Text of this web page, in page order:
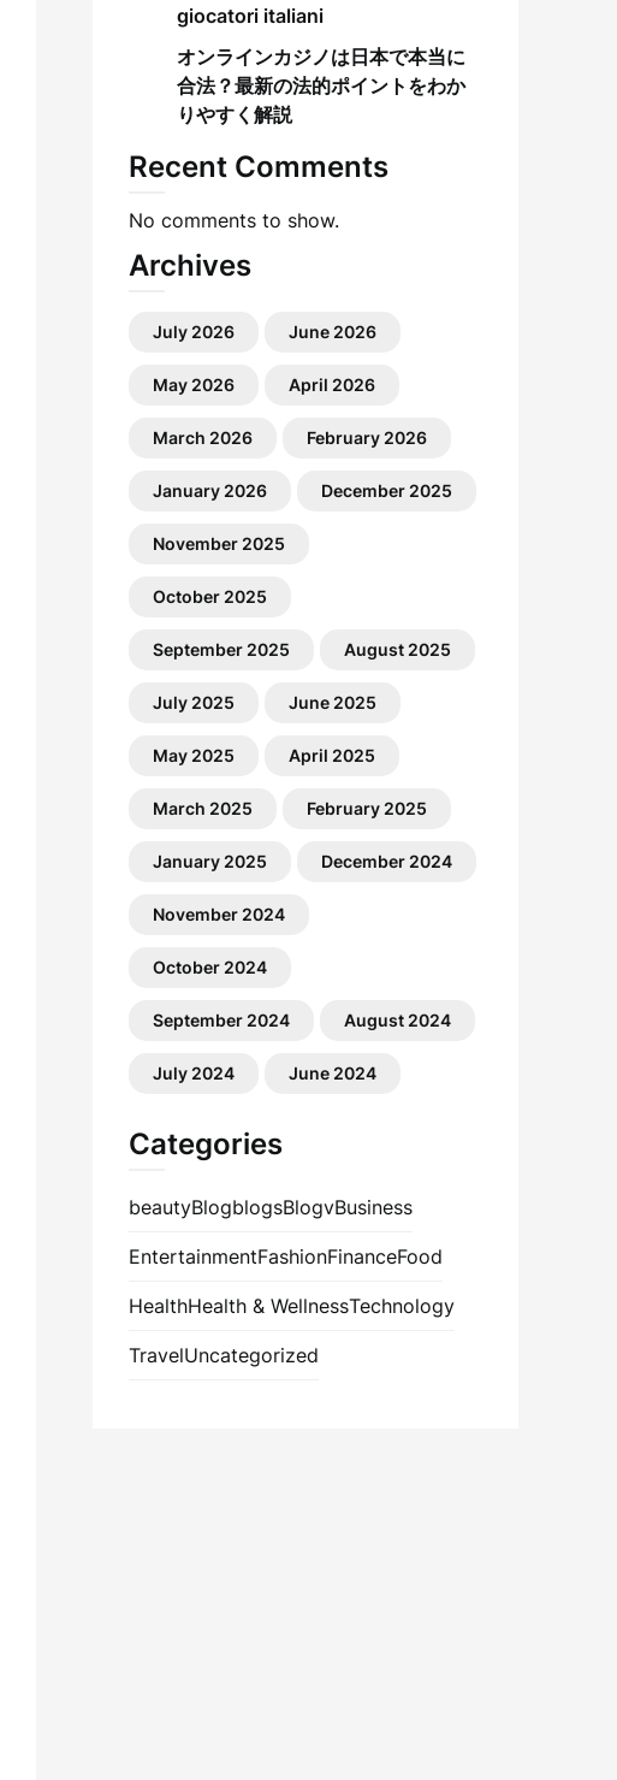
giocatori italiani
オンラインカジノは日本で本当に
合法？最新の法的ポイントをわか
りやすく解説
Recent Comments
No comments to show.
Archives
July 2026 June 2026
May 2026 April 2026
March 2026 February 2026
January 2026 December 2025
November 2025
October 2025
September 2025 August 2025
July 2025 June 2025
May 2025 April 2025
March 2025 February 2025
January 2025 December 2024
November 2024
October 2024
September 2024 August 2024
July 2024 June 2024
Categories
beautyBlogblogsBlogvBusiness
EntertainmentFashionFinanceFood
HealthHealth & WellnessTechnology
TravelUncategorized